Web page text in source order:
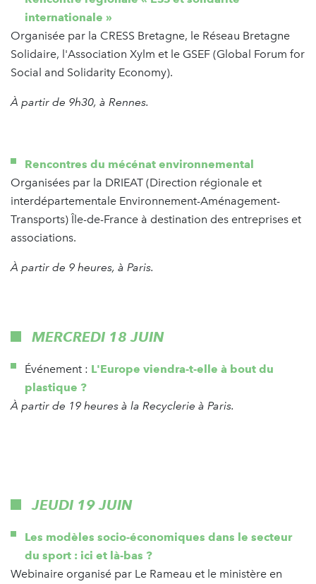
internationale »
Organisée par la CRESS Bretagne, le Réseau Bretagne
Solidaire, l'Association Xylm et le GSEF (Global Forum for
Social and Solidarity Economy).
À partir de 9h30, à Rennes.
Rencontres du mécénat environnemental
Organisées par la DRIEAT (Direction régionale et
interdépartementale Environnement-Aménagement-
Transports) Île-de-France à destination des entreprises et
associations.
À partir de 9 heures, à Paris.
MERCREDI 18 JUIN
Événement : L'Europe viendra-t-elle à bout du
plastique ?
À partir de 19 heures à la Recyclerie à Paris.
JEUDI 19 JUIN
Les modèles socio-économiques dans le secteur
du sport : ici et là-bas ?
Webinaire organisé par Le Rameau et le ministère en